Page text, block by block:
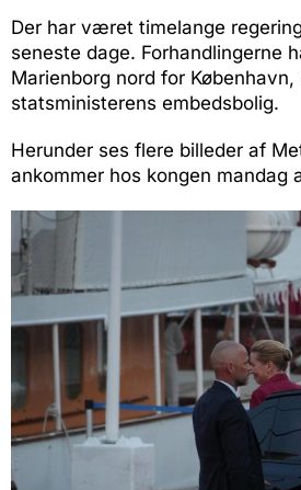
Der har været timelange
seneste dage. Forhandlingerne
Marienborg nord for København,
statsministerens embedsbolig.
Herunder ses flere billeder af
ankommer hos kongen mandag